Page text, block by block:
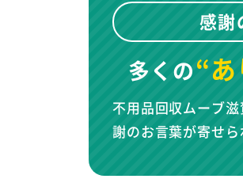
感謝
多くの“
不用品回収ムーブ
謝のお言葉が寄せら